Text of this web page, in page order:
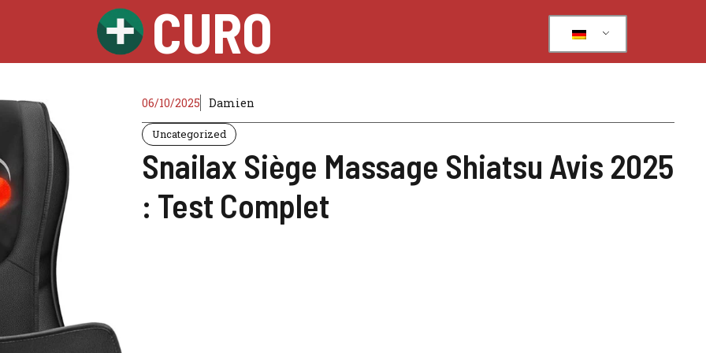
CURO
06/10/2025 Damien
Uncategorized
Snailax Siège Massage Shiatsu Avis 2025
: Test Complet